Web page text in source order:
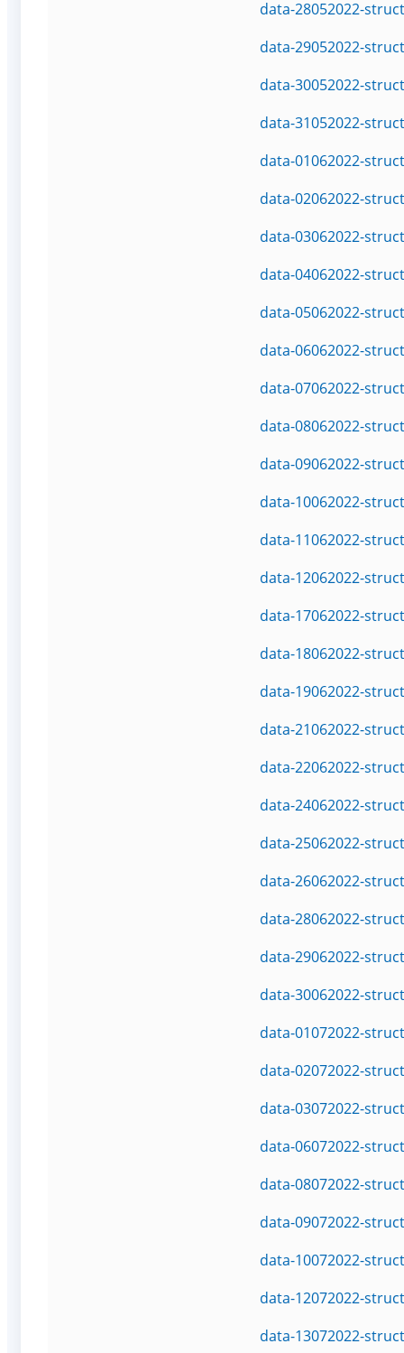
data-28052022-
data-29052022-
data-30052022-
data-31052022-
data-01062022-
data-02062022-
data-03062022-
data-04062022-
data-05062022-
data-06062022-
data-07062022-
data-08062022-
data-09062022-
data-10062022-
data-11062022-
data-12062022-
data-17062022-
data-18062022-
data-19062022-
data-21062022-
data-22062022-
data-24062022-
data-25062022-
data-26062022-
data-28062022-
data-29062022-
data-30062022-
data-01072022-
data-02072022-
data-03072022-
data-06072022-
data-08072022-
data-09072022-
data-10072022-
data-12072022-
data-13072022-